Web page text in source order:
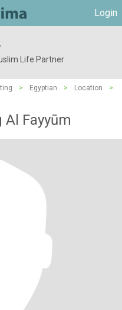
Login
Life Partner
> Egyptian > Location
>
Fayyūm